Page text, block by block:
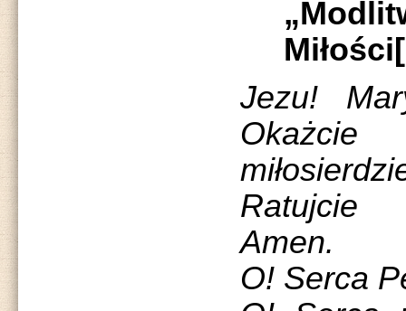
Jezu!
Ratujcie
Amen.
O! Serca